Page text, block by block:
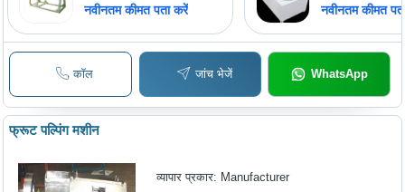
नवीनतम कीमत पता करें
नवीनतम कीमत
कॉल जांच भेजें WhatsApp
फ्रूट पल्पिंग मशीन
व्यापार प्रकार: Manufacturer